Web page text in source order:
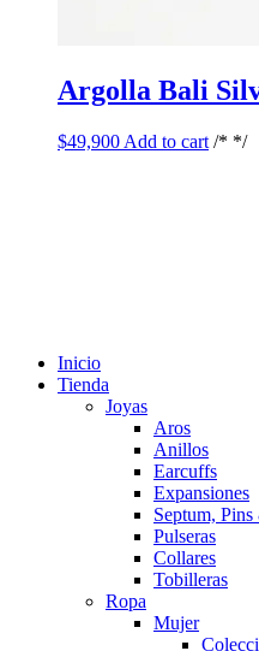
Argolla Bali
$49,900 Add to cart /* */
Inicio
Tienda
Joyas
Aros
Anillos
Earcuffs
Expansiones
Septum,
Pulseras
Collares
Tobilleras
Ropa
Mujer